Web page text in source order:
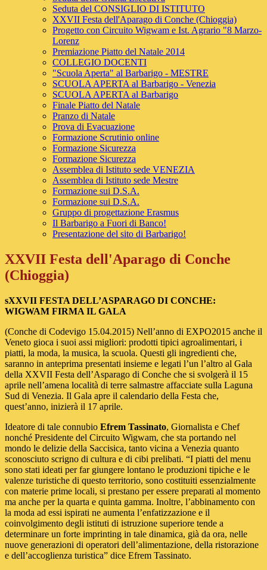
Seduta del CONSIGLIO DI ISTITUTO
XXVII Festa dell'Aparago di Conche (Chioggia)
Progetto con Circuito Wigwam e Ist. Agrario "8 Marzo-
Lorenz
Premiazione Piatto del Natale 2014
COLLEGIO DOCENTI
"Scuola Aperta" al Barbarigo - MESTRE
SCUOLA APERTA al Barbarigo - Venezia
SCUOLA APERTA al Barbarigo
Finale Piatto del Natale
Pranzo di Natale
Prova di Evacuazione
Formazione Scrutinio online
Formazione Sicurezza
Formazione Sicurezza
Assemblea di Istituto sede VENEZIA
Assemblea di Istituto sede Mestre
Formazione sui D.S.A.
Formazione sui D.S.A.
Gruppo di progettazione Erasmus
Il Barbarigo a Fuori di Banco!
Presentazione del sito di Barbarigo!
XXVII Festa dell'Aparago di Conche
(Chioggia)
sXXVII FESTA DELL’ASPARAGO DI CONCHE:
WIGWAM FIRMA IL GALA
(Conche di Codevigo 15.04.2015) Nell’anno di EXPO2015 anche il
Veneto gioca i suoi assi migliori: prodotti tipici agroalimentari, i
piatti, la moda, la musica, la scuola. Questi gli ingredienti che,
saranno in anteprima presentati insieme e legati l’un l’altro al Gala
della XXVII Festa dell’Asparago di Conche che si svolgerà il 15
aprile nell’amena località di terre salmastre affacciate sulla Laguna
Sud di Venezia. Il Gala apre il calendario della Festa che,
quest’anno, inizierà il 17 aprile.
Ideatore di tale connubio Efrem Tassinato, Giornalista e Chef
nonché Presidente del Circuito Wigwam, che sta portando nel
mondo le delizie della Saccisica, tanto vicina a Venezia quanto
sconosciuto scrigno di cultura e di cibi prelibati. “I piatti del menu
sono stati ideati per far giungere lontano le produzioni tipiche e le
valenze turistiche di questo territorio, sono costituiti essenzialmente
con materie prime locali, si prestano per essere preparati al momento
ma anche per la quarta e quinta gamma. Inoltre, l’abbinamento con
la moda ad essi ispirati ne aumenta l’enfatizzazione e il
coinvolgimento degli istituti di istruzione superiore tende a
determinare un forte imprinting in tale dinamica, già da ora, nelle
nuove generazioni di operatori dell’alimentazione, della ristorazione
e dell’accoglienza turistica” dice Efrem Tassinato.